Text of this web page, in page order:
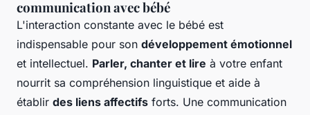
communication avec bébé
L'interaction constante avec le bébé est
indispensable pour son développement émotionnel
et intellectuel. Parler, chanter et lire à votre enfant
nourrit sa compréhension linguistique et aide à
établir des liens affectifs forts. Une communication